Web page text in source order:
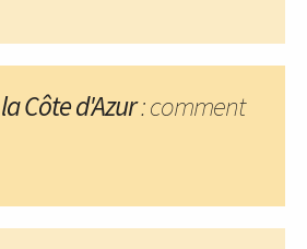
Côte d'Azur: comment